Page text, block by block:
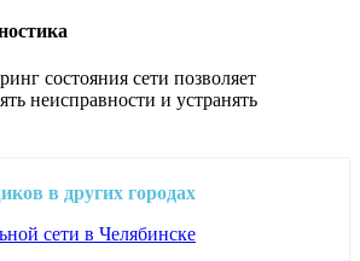
состояния сети позволяет
неисправности и устранять
в других городах
сети в Челябинске